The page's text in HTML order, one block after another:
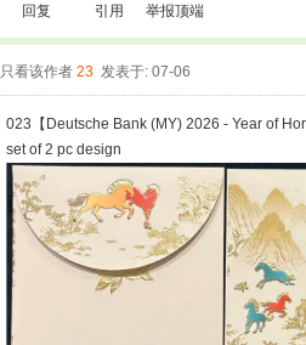
回复 引用 举报顶端
只看该作者 23 发表于: 07-06
023【Deutsche Bank (MY) 2026 - Year of
set of 2 pc design